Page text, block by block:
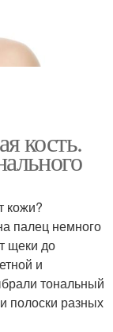
кость.
кожи?
палец немного
щеки до
и
тональный
полоски разных